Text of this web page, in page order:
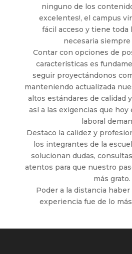
ninguno de los
excelentes!, el campus
fácil acceso y tiene toda
necesaria siempre
Contar con opciones de
características es
seguir proyectándonos
manteniendo actualizada
altos estándares de calidad
así a las exigencias que hoy
laboral
Destaco la calidez y
los integrantes de la
solucionan dudas,
atentos para que nuestro
más grato.
Poder a la distancia haber
experiencia fue de lo